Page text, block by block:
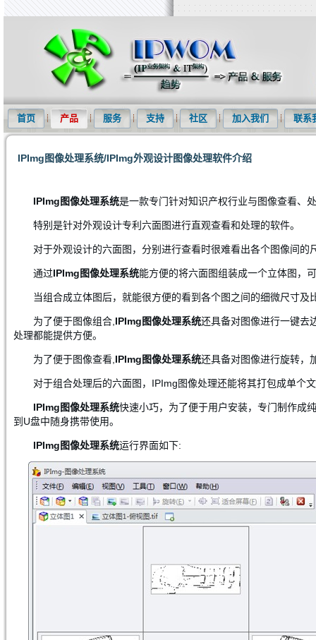
首页 产品 服务 支持 社区 加入我们 联系
IPImg图像处理系统/IPImg外观设计图像处理软件介绍
IPImg图像处理系统是一款专门针对知识产权行业与图像查看、
特别是针对外观设计专利六面图进行直观查看和处理的软件。
对于外观设计的六面图，分别进行查看时很难看出各个图像间
通过IPImg图像处理系统能方便的将六面图组装成一个立体图，
当组合成立体图后，就能很方便的看到各个图之间的细微尺寸
为了便于图像组合, IPImg图像处理系统还具备对图像进行一键去
处理都能提供方便。
为了便于图像查看, IPImg图像处理系统还具备对图像进行旋转，
对于组合处理后的六面图，IPImg图像处理还能将其打包成单个
IPImg图像处理系统快速小巧，为了便于用户安装，专门制作成
到U盘中随身携带使用。
IPImg图像处理系统运行界面如下: